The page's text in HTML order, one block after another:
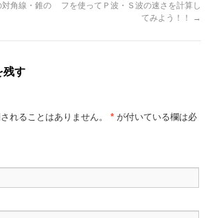
対角線・錐の
フを使ってＰ波・Ｓ波の速さを計算し
てみよう！！
→
残す
れることはありません。 * が付いている欄は必